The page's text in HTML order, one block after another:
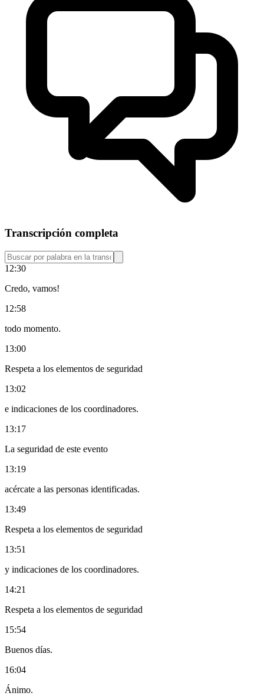
Transcripción completa
12:30
Credo, vamos!
12:58
todo momento.
13:00
Respeta a los elementos de seguridad
13:02
e indicaciones de los coordinadores.
13:17
La seguridad de este evento
13:19
acércate a las personas identificadas.
13:49
Respeta a los elementos de seguridad
13:51
y indicaciones de los coordinadores.
14:21
Respeta a los elementos de seguridad
15:54
Buenos días.
16:04
Ánimo.